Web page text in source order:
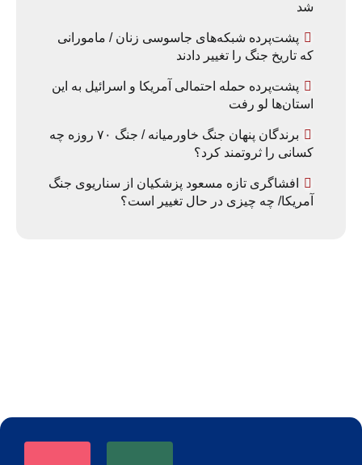
شد
پشت‌پرده شبکه‌های جاسوسی زنان / مامورانی
که تاریخ جنگ را تغییر دادند
پشت‌پرده حمله احتمالی آمریکا و اسرائیل به این
استان‌ها لو رفت
برندگان پنهان جنگ خاورمیانه / جنگ ۷۰ روزه چه
کسانی را ثروتمند کرد؟
افشاگری تازه مسعود پزشکیان از سناریوی جنگ
آمریکا/ چه چیزی در حال تغییر است؟